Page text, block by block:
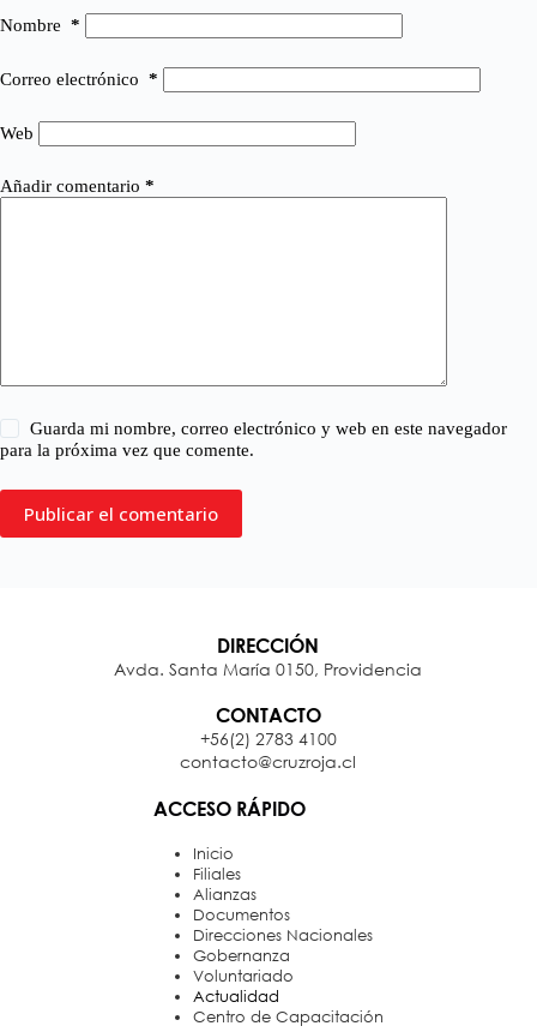
Nombre *
Correo electrónico *
Web
Añadir comentario *
Guarda mi nombre, correo electrónico y web en este navegador
para la próxima vez que comente.
Publicar el comentario
DIRECCIÓN
Avda. Santa María 0150, Providencia
CONTACTO
+56(2) 2783 4100
contacto@cruzroja.cl
ACCESO RÁPIDO
Inicio
Filiales
Alianzas
Documentos
Direcciones Nacionales
Gobernanza
Voluntariado
Actualidad
Centro de Capacitación